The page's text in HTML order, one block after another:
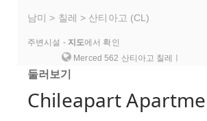
남미 > 칠레 > 산티아고 (CL)
주변시설 - 지도에서 확인
Merced 562 산티아고 칠레ㅣ
둘러보기
Chileapart